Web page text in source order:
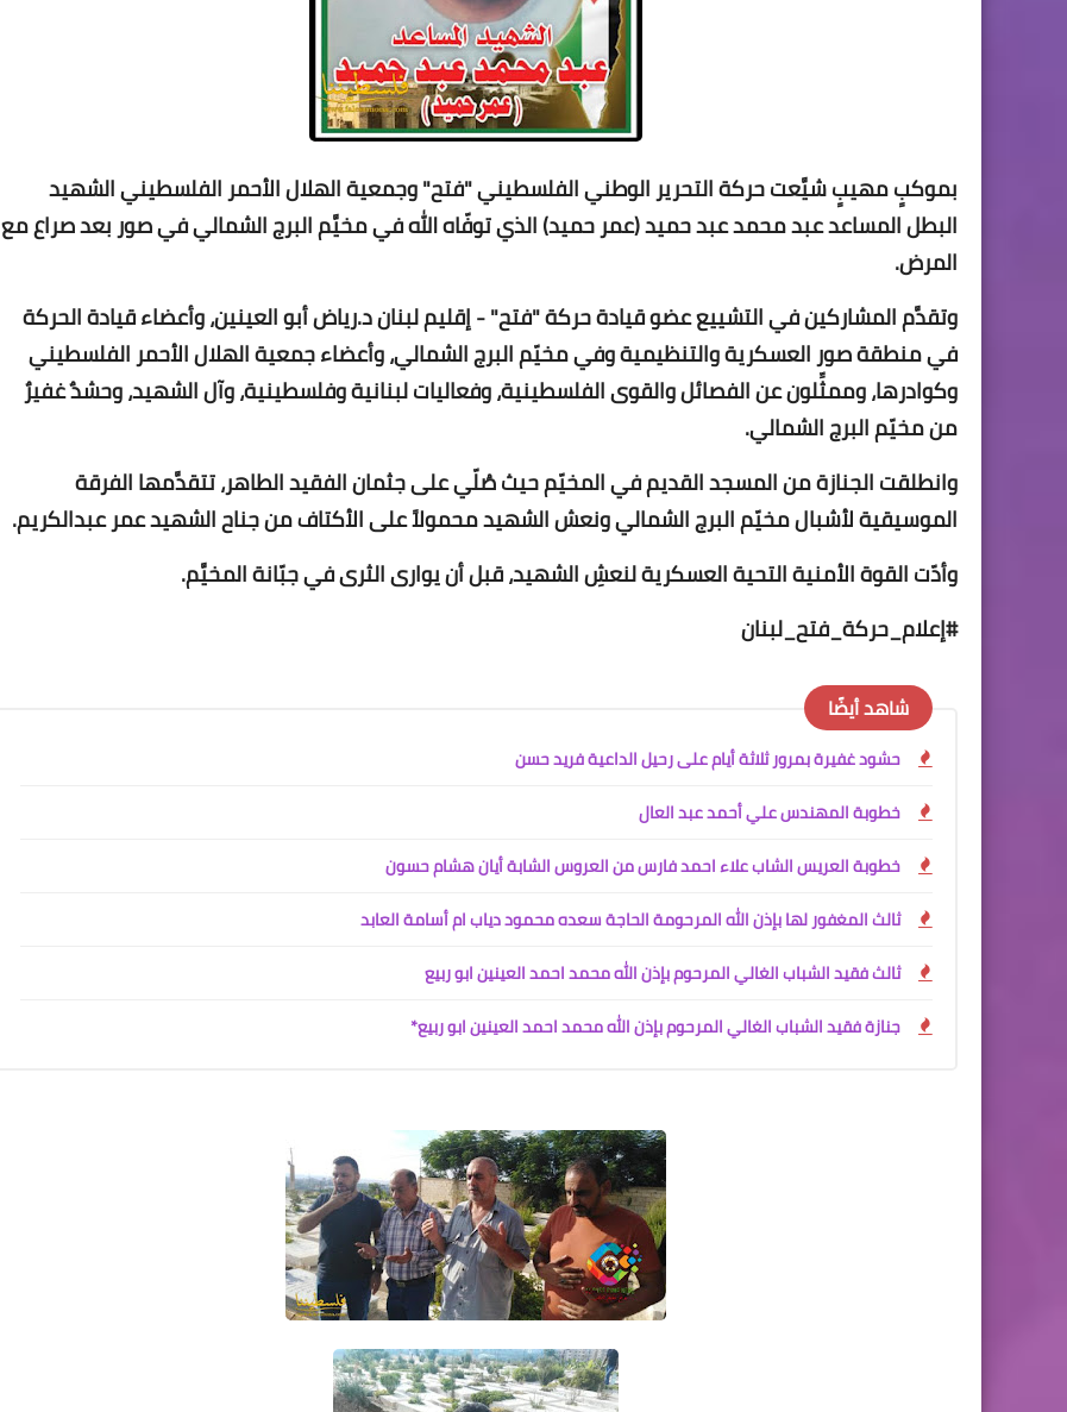
بموكبٍ مهيبٍ شيَّعت حركة التحرير الوطني الفلسطيني "فتح" وجمعية الهلال الأحمر الفلسطيني الشهيد
البطل المساعد عبد محمد عبد حميد (عمر حميد) الذي توفّاه الله في مخيَّم البرج الشمالي في صور بعد صراع مع
المرض.
وتقدَّم المشاركين في التشييع عضو قيادة حركة "فتح" - إقليم لبنان د.رياض أبو العينين، وأعضاء قيادة الحركة
في منطقة صور العسكرية والتنظيمية وفي مخيّم البرج الشمالي، وأعضاء جمعية الهلال الأحمر الفلسطيني
وكوادرها، وممثِّلون عن الفصائل والقوى الفلسطينية، وفعاليات لبنانية وفلسطينية، وآل الشهيد، وحشدٌ غفيرٌ
من مخيّم البرج الشمالي.
وانطلقت الجنازة من المسجد القديم في المخيّم حيث صُلّي على جثمان الفقيد الطاهر، تتقدَّمها الفرقة
الموسيقية لأشبال مخيّم البرج الشمالي ونعش الشهيد محمولاً على الأكتاف من جناح الشهيد عمر عبدالكريم.
وأدّت القوة الأمنية التحية العسكرية لنعشِ الشهيد، قبل أن يوارى الثرى في جبّانة المخيَّم.
#إعلام_حركة_فتح_لبنان
شاهد أيضًا
حشود غفيرة بمرور ثلاثة أيام على رحيل الداعية فريد حسن
خطوبة المهندس علي أحمد عبد العال
خطوبة العريس الشاب علاء احمد فارس من العروس الشابة أيان هشام حسون
ثالث المغفور لها بإذن الله المرحومة الحاجة سعده محمود دياب ام أسامة العابد
ثالث فقيد الشباب الغالي المرحوم بإذن الله محمد احمد العينين ابو ربيع
جنازة فقيد الشباب الغالي المرحوم بإذن الله محمد احمد العينين ابو ربيع*
12 مايو 2016
Www.albuss.net
12 مايو 2016